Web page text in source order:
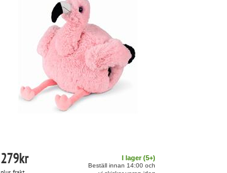
279kr I lager (5+)
Beställ innan 14:00 och